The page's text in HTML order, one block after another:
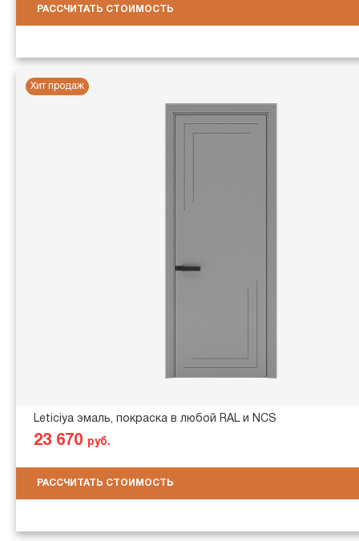
РАССЧИТАТЬ СТОИМОСТЬ
Хит продаж
Leticiya эмаль, покраска в любой RAL и NCS
23 670 руб.
РАССЧИТАТЬ СТОИМОСТЬ